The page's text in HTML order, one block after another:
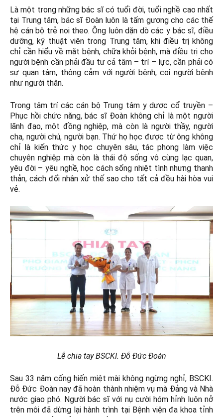
Là một trong những bác sĩ có tuổi đời, tuổi nghề cao nhất
tại Trung tâm, bác sĩ Đoàn luôn là tấm gương cho các thế
hệ cán bộ trẻ noi theo. Ông luôn dặn dò các y bác sĩ, điều
dưỡng, kỹ thuật viên trong Trung tâm, khi điều trị không
chỉ cần hiểu về mặt bệnh, chữa khỏi bệnh, mà điều trị cho
người bệnh cần phải đầu tư cả tâm – trí – lực, cần phải có
sự quan tâm, thông cảm với người bệnh, coi người bệnh
như người thân.
Trong tâm trí các cán bộ Trung tâm y dược cổ truyền –
Phục hồi chức năng, bác sĩ Đoàn không chỉ là một người
lãnh đạo, một đồng nghiệp, mà còn là người thầy, người
cha, người chú, người bạn. Thứ họ học được từ ông không
chỉ là kiến thức y học chuyên sâu, tác phong làm việc
chuyên nghiệp mà còn là thái độ sống vô cùng lạc quan,
yêu đời – yêu nghề, học cách sống nhiệt tình nhưng thanh
thản, cách đối nhân xử thế sao cho tất cả đều hài hòa vui
vẻ.
Lễ chia tay BSCKI. Đỗ Đức Đoàn
Sau 33 năm cống hiến miệt mài không ngừng nghỉ, BSCKI.
Đỗ Đức Đoàn nay đã hoàn thành nhiệm vụ mà Đảng và Nhà
nước giao phó. Người bác sĩ với nụ cười hóm hỉnh luôn nở
trên môi đã dừng lại hành trình tại Bệnh viện đa khoa tỉnh